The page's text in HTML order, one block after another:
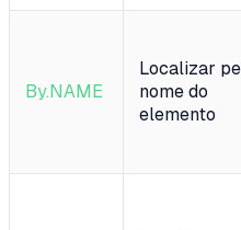
By.NAME
Localizar
nome do
elemento